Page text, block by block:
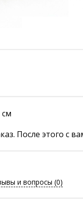
После этого с
и вопросы (0)